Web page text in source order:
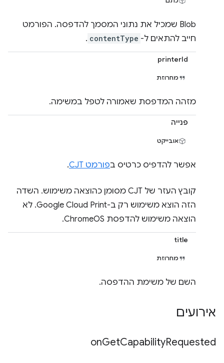
Blob שמכיל את נתוני המסמך להדפסה. הפורמט
חייב להתאים ל- contentType
.
printerId
מחרוזת
מזהה המדפסת שאמורה לטפל במשימה.
פנייה
אובייקט
אפשר להדפיס כרטיס בפורמט CJT .
קובץ העזר של CJT מסומן כהוצאה משימוש. השדה
הזה הוצא משימוש רק ב-Google Cloud Print. לא
הוצאה משימוש להדפסת ChromeOS.
title
מחרוזת
השם של משימת ההדפסה.
אירועים
onGetCapabilityRequested